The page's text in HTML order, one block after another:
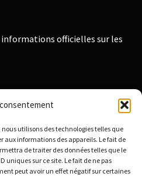
utilisons des technologies telles que
aux informations des appareils. Le fait de
de traiter des données telles que le
uniques sur ce site. Le fait de ne pas
peut avoir un effet négatif sur certaines
officielles sur les
Industrielle :